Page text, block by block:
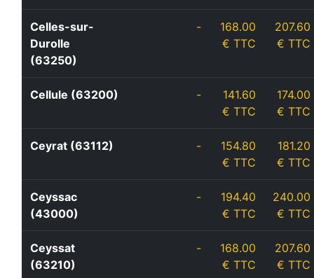
Celles-sur-
Durolle
(63250)
-
168.00
€ TTC
207.60
€ TTC
Cellule (63200) -
141.60
€ TTC
174.00
€ TTC
Ceyrat (63112) -
154.80
€ TTC
181.20
€ TTC
Ceyssac
(43000)
-
194.40
€ TTC
240.00
€ TTC
Ceyssat
(63210)
-
168.00
€ TTC
207.60
€ TTC